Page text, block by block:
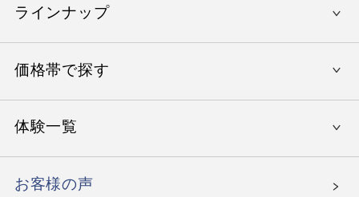
還暦祝い
入学祝い
就職祝い
母の日
ラインナップ
やすらぎの旅
エグゼタイム パート5
価格帯で探す
〜15,000円
体験一覧
お客様の声